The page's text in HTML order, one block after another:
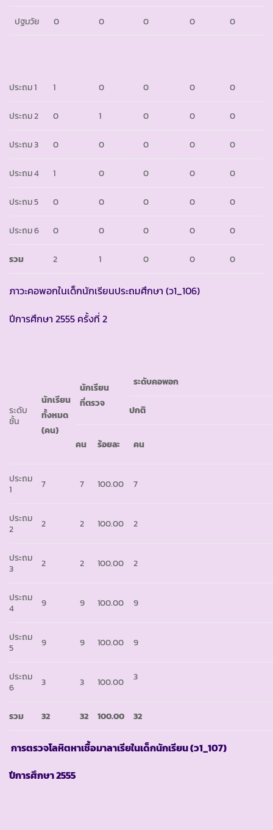
ปฐมวัย 0 0 0 0 0
ประถม 1 1 0 0 0 0
ประถม 2 0 1 0 0 0
ประถม 3 0 0 0 0 0
ประถม 4 1 0 0 0 0
ประถม 5 0 0 0 0 0
ประถม 6 0 0 0 0 0
รวม 2 1 0 0 0
ภาวะคอพอกในเด็กนักเรียนประถมศึกษา (ว1_106)
ปีการศึกษา 2555 ครั้งที่ 2
ระดับ
ชั้น
นักเรียน
ทั้งหมด
(คน)
นักเรียน
ที่ตรวจ
ระดับคอพอก
ปกติ
คน ร้อยละ คน
ประถม
1
7 7 100.00 7
ประถม
2
2 2 100.00 2
ประถม
3
2 2 100.00 2
ประถม
4
9 9 100.00 9
ประถม
5
9 9 100.00 9
ประถม
6
3 3 100.00 3
รวม 32 32 100.00 32
การตรวจโลหิตหาเชื้อมาลาเรียในเด็กนักเรียน(ว1_107)
ปีการศึกษา2555